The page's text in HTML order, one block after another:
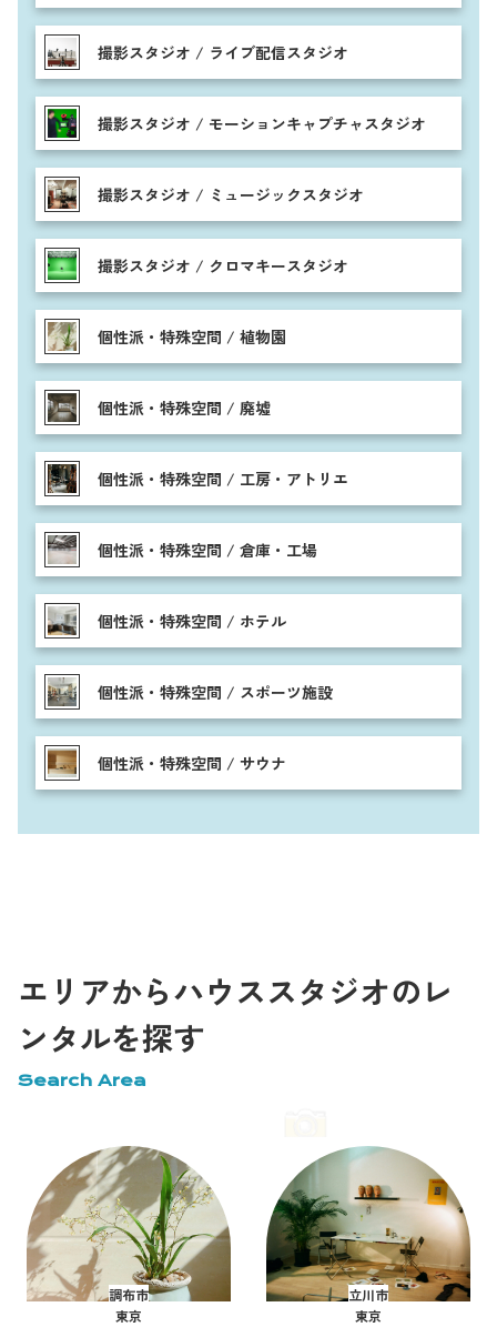
撮影スタジオ / ライブ配信スタジオ
撮影スタジオ / モーションキャプチャスタジオ
撮影スタジオ / ミュージックスタジオ
撮影スタジオ / クロマキースタジオ
個性派・特殊空間 / 植物園
個性派・特殊空間 / 廃墟
個性派・特殊空間 / 工房・アトリエ
個性派・特殊空間 / 倉庫・工場
個性派・特殊空間 / ホテル
個性派・特殊空間 / スポーツ施設
個性派・特殊空間 / サウナ
エリアからハウススタジオのレ
ンタルを探す
Search Area
調布市
東京
立川市
東京